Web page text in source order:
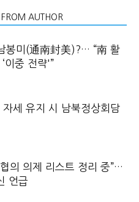
AUTHOR
봉미(通南封美)?… “南 활
이중 전략'”
자세 유지 시 남북정상회담
의 의제 리스트 정리 중”…
언급